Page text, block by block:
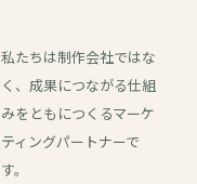
私たちは制作会社ではな
く、成果につながる仕組
みをともにつくるマーケ
ティングパートナーで
す。